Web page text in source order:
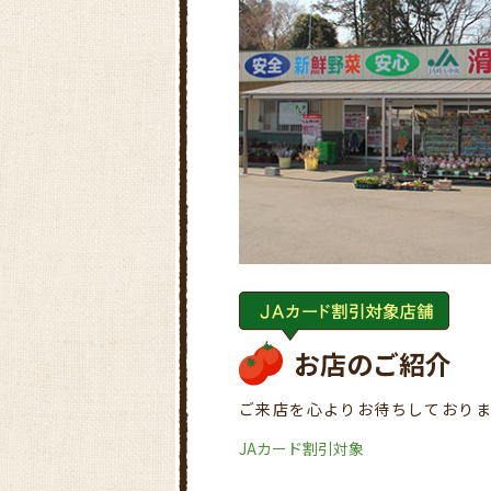
お店のご紹介
ご来店を心よりお待ちしており
JAカード割引対象